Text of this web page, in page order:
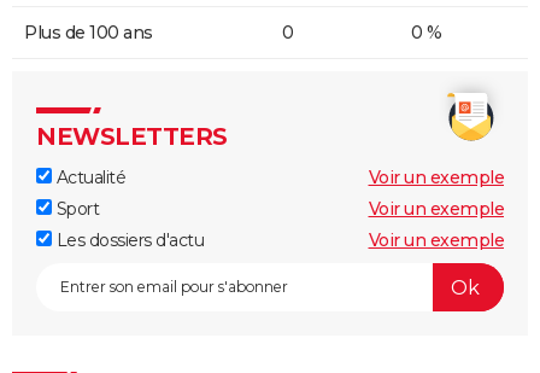
Plus de 100 ans 0 0 %
NEWSLETTERS
Actualité
Voir un exemple
Sport
Voir un exemple
Les dossiers d'actu
Voir un exemple